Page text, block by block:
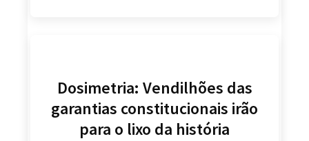
Dosimetria: Vendilhões das
garantias constitucionais irão
para o lixo da história